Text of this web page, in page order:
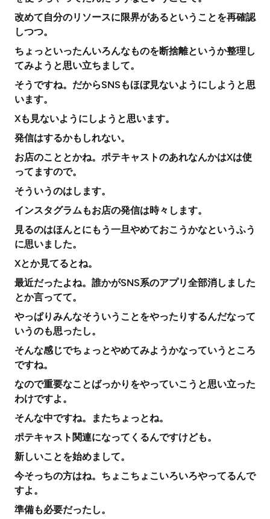
改めて自分のリソースに限界があるということを再確認
しつつ。
ちょっといったんいろんなものを断捨離というか整理し
てみようと思い立ちまして。
そうですね。だからSNSもほぼ見ないようにしようと思
います。
Xも見ないようにしようと思います。
発信はするかもしれない。
お店のこととかね。ポテキャストのあれなんかはXは使
ってますので。
そういうのはします。
インスタグラムもお店の発信は時々します。
見るのはほんとにもう一旦やめておこうかなというふう
に思いました。
Xとか見てるとね。
最近だったよね。誰かがSNS系のアプリ全部消しました
とか言ってて。
やっぱりみんなそういうことをやったりするんだなって
いうのも思ったし。
そんな感じでちょっとやめてみようかなっていうところ
ですね。
なので重要なことばっかりをやっていこうと思い立った
わけですよ。
そんな中ですね。またちょっとね。
ポテキャスト関連になってくるんですけども。
新しいことを始めまして。
今そっちの方はね。ちょこちょこいろいろやってるんで
すよ。
準備も必要だったし。